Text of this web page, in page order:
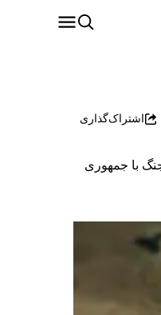
اشتراک‌گذاری
با جمهوری